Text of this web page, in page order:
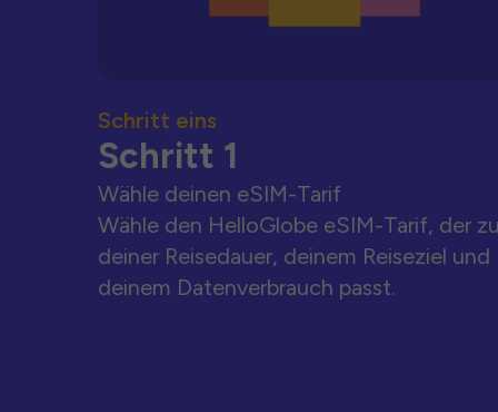
Schritt eins
Schritt 1
Wähle deinen eSIM-Tarif
Wähle den HelloGlobe eSIM-Tarif, der
deiner Reisedauer, deinem Reiseziel und
deinem Datenverbrauch passt.